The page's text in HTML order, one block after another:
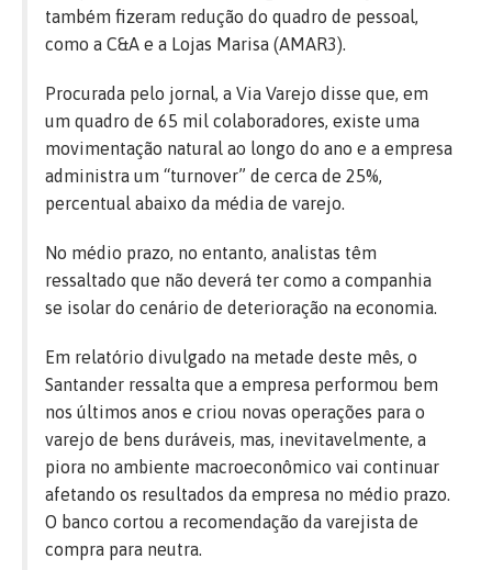
também fizeram redução do quadro de pessoal,
como a C&A e a Lojas Marisa (AMAR3).
Procurada pelo jornal, a Via Varejo disse que, em
um quadro de 65 mil colaboradores, existe uma
movimentação natural ao longo do ano e a empresa
administra um “turnover” de cerca de 25%,
percentual abaixo da média de varejo.
No médio prazo, no entanto, analistas têm
ressaltado que não deverá ter como a companhia
se isolar do cenário de deterioração na economia.
Em relatório divulgado na metade deste mês, o
Santander ressalta que a empresa performou bem
nos últimos anos e criou novas operações para o
varejo de bens duráveis, mas, inevitavelmente, a
piora no ambiente macroeconômico vai continuar
afetando os resultados da empresa no médio prazo.
O banco cortou a recomendação da varejista de
compra para neutra.